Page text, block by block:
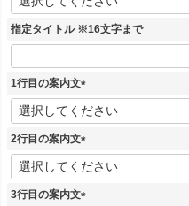
必
須
指定タイトル ※16文字まで
1行目の案内文
(
必
須
2行目の案内文
(
必
須
3行目の案内文